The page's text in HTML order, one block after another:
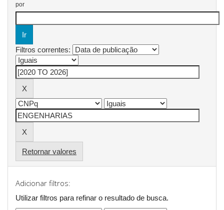
por
Filtros correntes:
Retornar valores
Adicionar filtros:
Utilizar filtros para refinar o resultado de busca.